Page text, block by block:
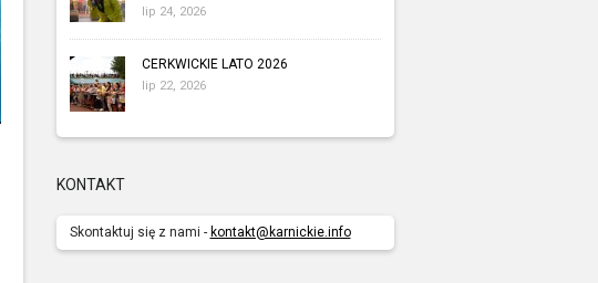
lip 24, 2026
CERKWICKIE LATO 2026
lip 22, 2026
KONTAKT
Skontaktuj się z nami - kontakt@karnickie.info